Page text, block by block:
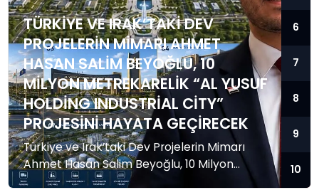
TÜRKIYE VE IRAK’TAKI DEV
PROJELERIN MIMARI AHMET
HASAN SALIM BEYOĞLU, 10
MILYON METREKARELIK “AL YUSUF
HOLDING INDUSTRIAL CITY”
PROJESINI HAYATA GEÇIRECEK
Türkiye ve Irak’taki Dev Projelerin Mimarı
Ahmet Hasan Salim Beyoğlu, 10 Milyon
Metrekarelik “Al Yusuf Holding Industrial City”
6
7
8
9
10